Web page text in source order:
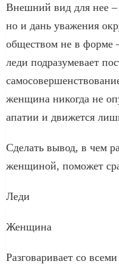
Внешний вид для нее –
но и дань уважения
обществом не в форме
леди подразумевает
женщина никогда не
апатии и движется
Сделать вывод, в чем
женщиной, поможет
Леди
Женщина
Разговаривает со